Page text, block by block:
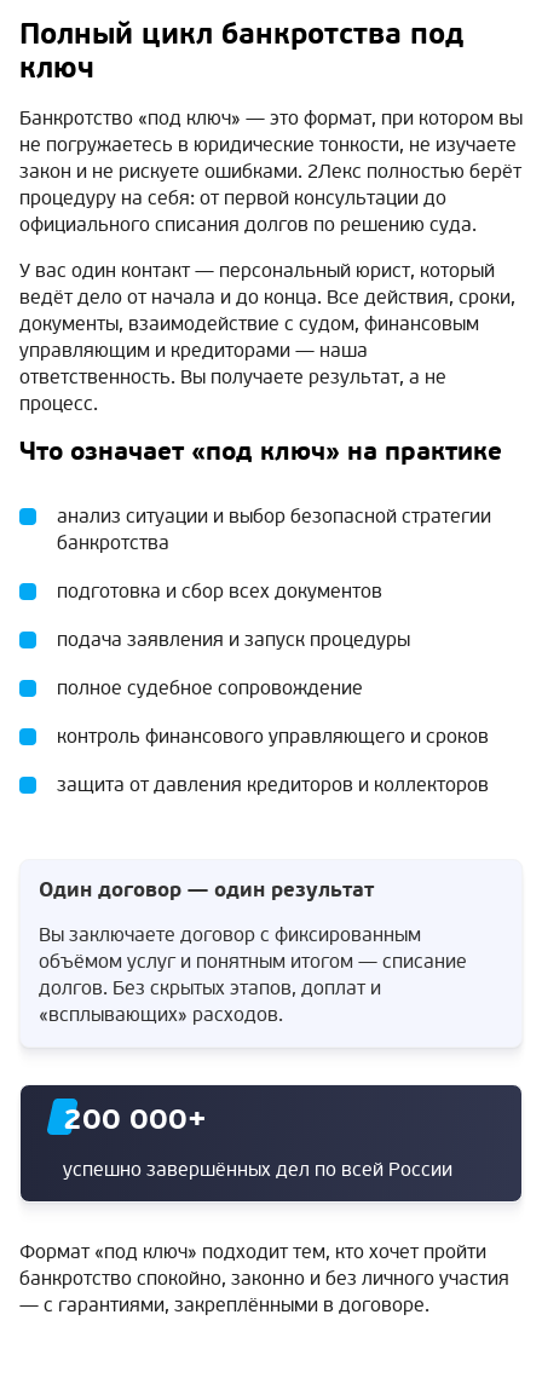
Полный цикл банкротства под
ключ
Банкротство «под ключ» — это формат, при котором вы
не погружаетесь в юридические тонкости, не изучаете
закон и не рискуете ошибками. 2Лекс полностью берёт
процедуру на себя: от первой консультации до
официального списания долгов по решению суда.
У вас один контакт — персональный юрист, который
ведёт дело от начала и до конца. Все действия, сроки,
документы, взаимодействие с судом, финансовым
управляющим и кредиторами — наша
ответственность. Вы получаете результат, а не
процесс.
Что означает «под ключ» на практике
анализ ситуации и выбор безопасной стратегии
банкротства
подготовка и сбор всех документов
подача заявления и запуск процедуры
полное судебное сопровождение
контроль финансового управляющего и сроков
защита от давления кредиторов и коллекторов
Один договор — один результат
Вы заключаете договор с фиксированным
объёмом услуг и понятным итогом — списание
долгов. Без скрытых этапов, доплат и
«всплывающих» расходов.
200 000+
успешно завершённых дел по всей России
Формат «под ключ» подходит тем, кто хочет пройти
банкротство спокойно, законно и без личного участия
— с гарантиями, закреплёнными в договоре.